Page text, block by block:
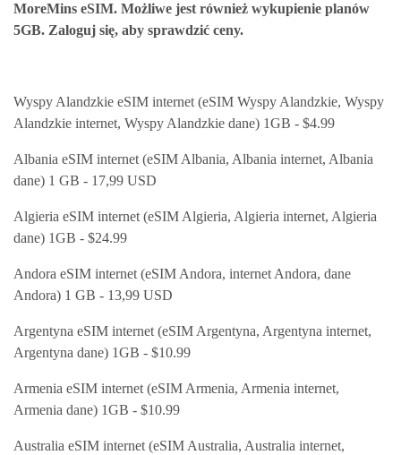
MoreMins eSIM. Możliwe jest również wykupienie planów
5GB. Zaloguj się, aby sprawdzić ceny.
Wyspy Alandzkie eSIM internet (eSIM Wyspy Alandzkie, Wyspy
Alandzkie internet, Wyspy Alandzkie dane) 1GB - $4.99
Albania eSIM internet (eSIM Albania, Albania internet, Albania
dane) 1 GB - 17,99 USD
Algieria eSIM internet (eSIM Algieria, Algieria internet, Algieria
dane) 1GB - $24.99
Andora eSIM internet (eSIM Andora, internet Andora, dane
Andora) 1 GB - 13,99 USD
Argentyna eSIM internet (eSIM Argentyna, Argentyna internet,
Argentyna dane) 1GB - $10.99
Armenia eSIM internet (eSIM Armenia, Armenia internet,
Armenia dane) 1GB - $10.99
Australia eSIM internet (eSIM Australia, Australia internet,